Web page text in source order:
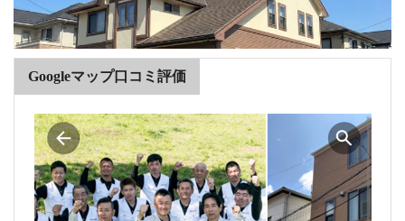
Googleマップ口コミ評価